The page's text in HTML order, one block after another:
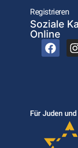
Registrieren
Soziale
Online
Für Juden